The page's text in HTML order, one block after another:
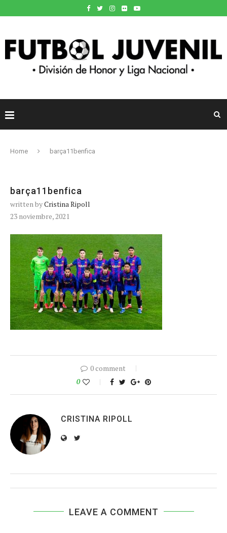
Home barça11benfica
barça11benfica
written byCristina Ripoll
23 noviembre, 2021
0 comment
0
CRISTINA RIPOLL
LEAVE A COMMENT